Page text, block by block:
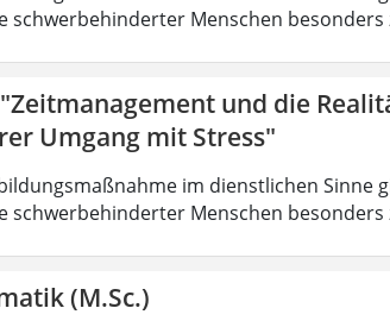
schwerbehinderter Menschen besonders
"Zeitmanagement und die
Umgang mit Stress"
im dienstlichen Sinne
schwerbehinderter Menschen besonders
(M.Sc.)